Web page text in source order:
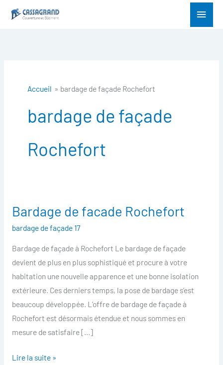
Menu
Accueil bardage de façade Rochefort
bardage de façade
Rochefort
Bardage de facade Rochefort
bardage de façade 17
Bardage de façade à Rochefort Le bardage de façade
devient de plus en plus sophistiqué et procure à votre
habitation une nouvelle apparence et une bonne isolation
extérieure. Ces derniers temps, la pose de bardage s’est
beaucoup développée. L’offre de bardage de façade à
Rochefort est désormais étendue et nous sommes en
mesure de satisfaire […]
Bardage
Rochefort
Lire la suite »